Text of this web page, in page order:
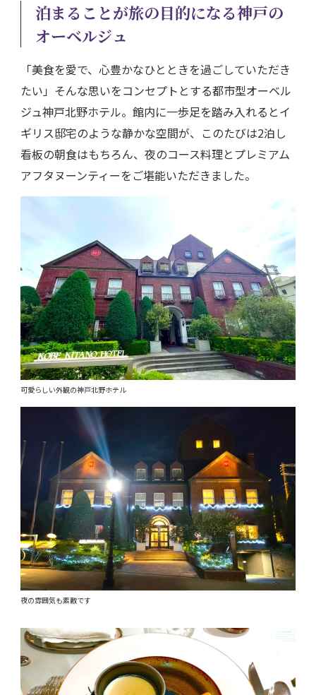
泊まることが旅の目的になる神戸の
オーベルジュ
「美食を愛で、心豊かなひとときを過ごしていただき
たい」そんな思いをコンセプトとする都市型オーベル
ジュ神戸北野ホテル。館内に一歩足を踏み入れるとイ
ギリス邸宅のような静かな空間が、このたびは2泊し
看板の朝食はもちろん、夜のコース料理とプレミアム
アフタヌーンティーをご堪能いただきました。
可愛らしい外観の神戸北野ホテル
夜の雰囲気も素敵です